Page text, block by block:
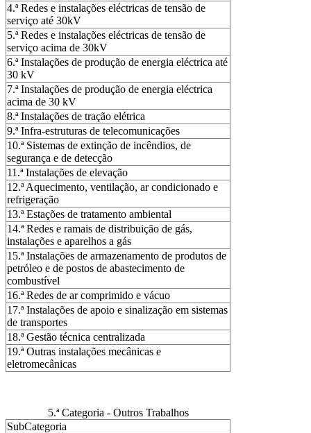
4.ª Redes e instalações eléctricas de tensão de
serviço até 30kV
5.ª Redes e instalações eléctricas de tensão de
serviço acima de 30kV
6.ª Instalações de produção de energia eléctrica até
30 kV
7.ª Instalações de produção de energia eléctrica
acima de 30 kV
8.ª Instalações de tração elétrica
9.ª Infra-estruturas de telecomunicações
10.ª Sistemas de extinção de incêndios, de
segurança e de detecção
11.ª Instalações de elevação
12.ª Aquecimento, ventilação, ar condicionado e
refrigeração
13.ª Estações de tratamento ambiental
14.ª Redes e ramais de distribuição de gás,
instalações e aparelhos a gás
15.ª Instalações de armazenamento de produtos de
petróleo e de postos de abastecimento de
combustível
16.ª Redes de ar comprimido e vácuo
17.ª Instalações de apoio e sinalização em sistemas
de transportes
18.ª Gestão técnica centralizada
19.ª Outras instalações mecânicas e
eletromecânicas
5.ª Categoria - Outros Trabalhos
SubCategoria